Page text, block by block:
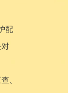
配
对
、